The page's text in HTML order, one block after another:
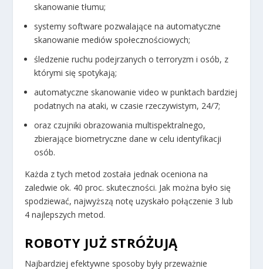
skanowanie tłumu;
systemy software pozwalające na automatyczne
skanowanie mediów społecznościowych;
śledzenie ruchu podejrzanych o terroryzm i osób, z
którymi się spotykają;
automatyczne skanowanie video w punktach bardziej
podatnych na ataki, w czasie rzeczywistym, 24/7;
oraz czujniki obrazowania multispektralnego,
zbierające biometryczne dane w celu identyfikacji
osób.
Każda z tych metod została jednak oceniona na
zaledwie ok. 40 proc. skuteczności. Jak można było się
spodziewać, najwyższą notę uzyskało połączenie 3 lub
4 najlepszych metod.
ROBOTY JUŻ STRÓŻUJĄ
Najbardziej efektywne sposoby były przeważnie